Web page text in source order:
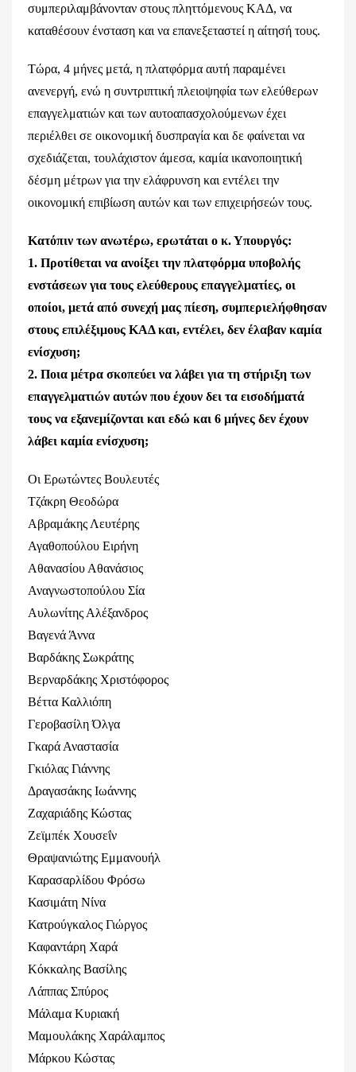
συμπεριλαμβάνονταν στους πληττόμενους ΚΑΔ, να
καταθέσουν ένσταση και να επανεξεταστεί η αίτησή τους.
Τώρα, 4 μήνες μετά, η πλατφόρμα αυτή παραμένει
ανενεργή, ενώ η συντριπτική πλειοψηφία των ελεύθερων
επαγγελματιών και των αυτοαπασχολούμενων έχει
περιέλθει σε οικονομική δυσπραγία και δε φαίνεται να
σχεδιάζεται, τουλάχιστον άμεσα, καμία ικανοποιητική
δέσμη μέτρων για την ελάφρυνση και εντέλει την
οικονομική επιβίωση αυτών και των επιχειρήσεών τους.
Κατόπιν των ανωτέρω, ερωτάται ο κ. Υπουργός:
1. Προτίθεται να ανοίξει την πλατφόρμα υποβολής
ενστάσεων για τους ελεύθερους επαγγελματίες, οι
οποίοι, μετά από συνεχή μας πίεση, συμπεριελήφθησαν
στους επιλέξιμους ΚΑΔ και, εντέλει, δεν έλαβαν καμία
ενίσχυση;
2. Ποια μέτρα σκοπεύει να λάβει για τη στήριξη των
επαγγελματιών αυτών που έχουν δει τα εισοδήματά
τους να εξανεμίζονται και εδώ και 6 μήνες δεν έχουν
λάβει καμία ενίσχυση;
Οι Ερωτώντες Βουλευτές
Τζάκρη Θεοδώρα
Αβραμάκης Λευτέρης
Αγαθοπούλου Ειρήνη
Αθανασίου Αθανάσιος
Αναγνωστοπούλου Σία
Αυλωνίτης Αλέξανδρος
Βαγενά Άννα
Βαρδάκης Σωκράτης
Βερναρδάκης Χριστόφορος
Βέττα Καλλιόπη
Γεροβασίλη Όλγα
Γκαρά Αναστασία
Γκιόλας Γιάννης
Δραγασάκης Ιωάννης
Ζαχαριάδης Κώστας
Ζεϊμπέκ Χουσεΐν
Θραψανιώτης Εμμανουήλ
Καρασαρλίδου Φρόσω
Κασιμάτη Νίνα
Κατρούγκαλος Γιώργος
Καφαντάρη Χαρά
Κόκκαλης Βασίλης
Λάππας Σπύρος
Μάλαμα Κυριακή
Μαμουλάκης Χαράλαμπος
Μάρκου Κώστας